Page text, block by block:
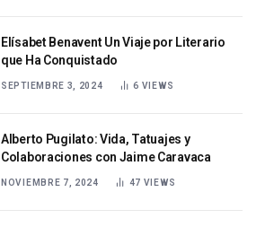
Elísabet Benavent Un Viaje por Literario
que Ha Conquistado
SEPTIEMBRE 3, 2024 6 VIEWS
Alberto Pugilato: Vida, Tatuajes y
Colaboraciones con Jaime Caravaca
NOVIEMBRE 7, 2024 47 VIEWS